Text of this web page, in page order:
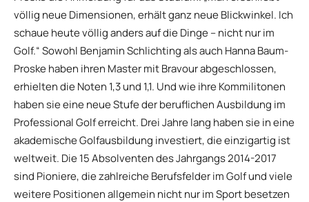
völlig neue Dimensionen, erhält ganz neue Blickwinkel. Ich
schaue heute völlig anders auf die Dinge – nicht nur im
Golf.“ Sowohl Benjamin Schlichting als auch Hanna Baum-
Proske haben ihren Master mit Bravour abgeschlossen,
erhielten die Noten 1,3 und 1,1. Und wie ihre Kommilitonen
haben sie eine neue Stufe der beruflichen Ausbildung im
Professional Golf erreicht. Drei Jahre lang haben sie in eine
akademische Golfausbildung investiert, die einzigartig ist
weltweit. Die 15 Absolventen des Jahrgangs 2014-2017
sind Pioniere, die zahlreiche Berufsfelder im Golf und viele
weitere Positionen allgemein nicht nur im Sport besetzen